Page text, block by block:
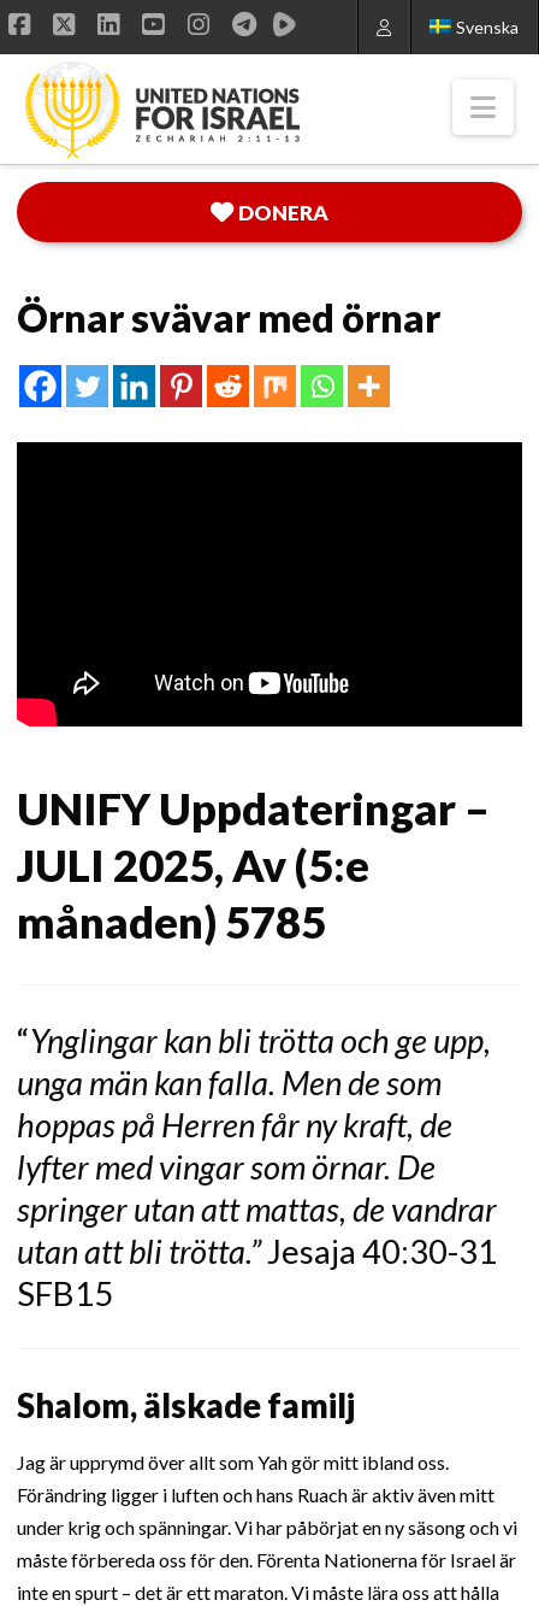
Svenska
Facebook
X LinkedIn
YouTube
Instagram
DONERA
Örnar svävar med örnar
UNIFY Uppdateringar –
JULI 2025, Av (5:e
månaden) 5785
“Ynglingar kan bli trötta och ge upp,
unga män kan falla. Men de som
hoppas på Herren får ny kraft, de
lyfter med vingar som örnar. De
springer utan att mattas, de vandrar
utan att bli trötta.”Jesaja 40:30-31
SFB15
Shalom, älskade familj
Jag är upprymd över allt som Yah gör mitt ibland oss.
Förändring ligger i luften och hans Ruach är aktiv även mitt
under krig och spänningar. Vi har påbörjat en ny säsong och vi
måste förbereda oss för den. Förenta Nationerna för Israel är
inte en spurt – det är ett maraton. Vi måste lära oss att hålla